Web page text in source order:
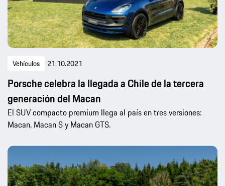
Vehículos 21.10.2021
Porsche celebra la llegada a Chile de la tercera
generación del Macan
El SUV compacto premium llega al país en tres versiones:
Macan, Macan S y Macan GTS.